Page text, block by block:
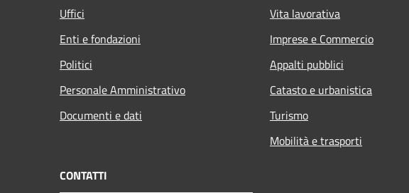
Uffici
Enti e fondazioni
Politici
Personale Amministrativo
Documenti e dati
Vita lavorativa
Imprese e Commercio
Appalti pubblici
Catasto e urbanistica
Turismo
Mobilità e trasporti
CONTATTI